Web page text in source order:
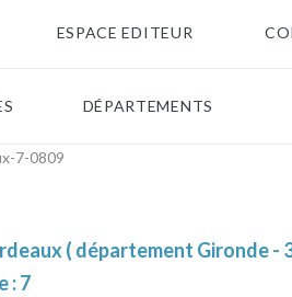
ESPACE EDITEUR
DÉPARTEMENTS
7-0809
( département Gironde -
: 7